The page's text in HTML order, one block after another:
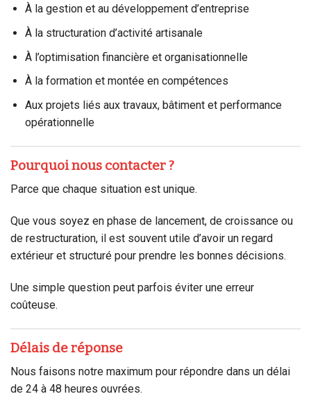
À la gestion et au développement d’entreprise
À la structuration d’activité artisanale
À l’optimisation financière et organisationnelle
À la formation et montée en compétences
Aux projets liés aux travaux, bâtiment et performance
opérationnelle
Pourquoi nous contacter ?
Parce que chaque situation est unique.
Que vous soyez en phase de lancement, de croissance ou
de restructuration, il est souvent utile d’avoir un regard
extérieur et structuré pour prendre les bonnes décisions.
Une simple question peut parfois éviter une erreur
coûteuse.
Délais de réponse
Nous faisons notre maximum pour répondre dans un délai
de 24 à 48 heures ouvrées.